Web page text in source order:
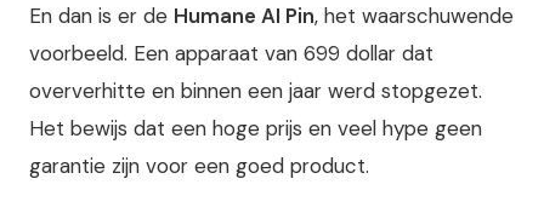
En dan is er de Humane AI Pin, het waarschuwende
voorbeeld. Een apparaat van 699 dollar dat
oververhitte en binnen een jaar werd stopgezet.
Het bewijs dat een hoge prijs en veel hype geen
garantie zijn voor een goed product.